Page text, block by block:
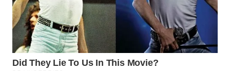
WAHANA
SPORT
WAHANA
UMKM